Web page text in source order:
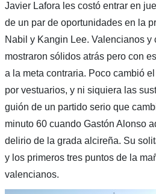
Javier Lafora les costó entrar en
de un par de oportunidades en la
Nabil y Kangin Lee. Valencianos
mostraron sólidos atrás pero con
a la meta contraria. Poco cambió
por vestuarios, y ni siquiera las
guión de un partido serio que
minuto 60 cuando Gastón Alonso
delirio de la grada alcireña. Su
y los primeros tres puntos de la
valencianos.